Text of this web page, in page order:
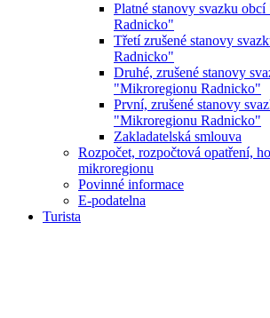
Platné stanovy svazku
Radnicko"
Třetí zrušené stanovy
Radnicko"
Druhé, zrušené stanovy
"Mikroregionu Radnicko"
První, zrušené stanovy
"Mikroregionu Radnicko"
Zakladatelská smlouva
Rozpočet, rozpočtová opatření,
mikroregionu
Povinné informace
E-podatelna
Turista